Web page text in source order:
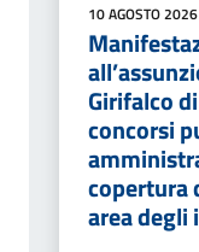
10 AGOSTO 2026
Girifalco
concorsi
copertura
area degli